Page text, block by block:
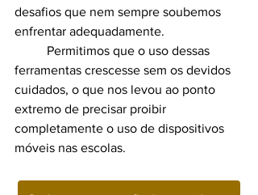
desafios que nem sempre soubemos
enfrentar adequadamente.
ferramentas crescesse sem os devidos
cuidados, o que nos levou ao ponto
extremo de precisar proibir
completamente o uso de dispositivos
móveis nas escolas.